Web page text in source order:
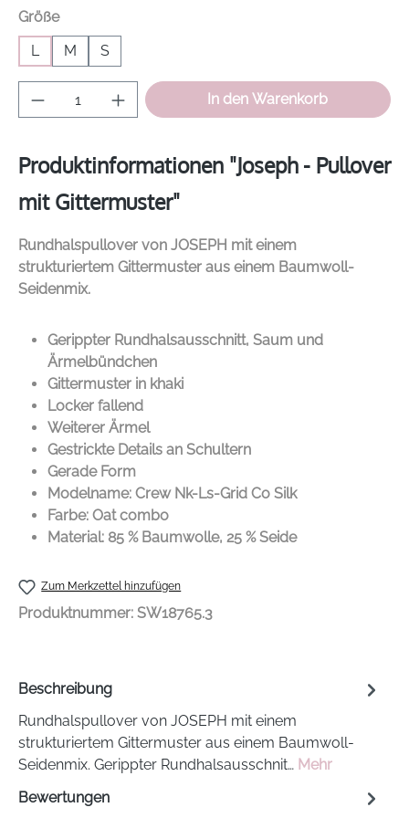
Größeauswählen
L
M S
Produkt Anzahl: Gib den gewünschten
In den Warenkorb
Produktinformationen "Joseph - Pullover
mit Gittermuster"
Rundhalspullover von JOSEPH mit einem
strukturiertem Gittermuster aus einem Baumwoll-
Seidenmix.
Gerippter Rundhalsausschnitt, Saum und
Ärmelbündchen
Gittermuster in khaki
Locker fallend
Weiterer Ärmel
Gestrickte Details an Schultern
Gerade Form
Modelname: Crew Nk-Ls-Grid Co Silk
Farbe: Oat combo
Material: 85 % Baumwolle, 25 % Seide
Zum Merkzettel hinzufügen
Produktnummer: SW18765.3
Beschreibung
Rundhalspullover von JOSEPH mit einem
strukturiertem Gittermuster aus einem Baumwoll-
Seidenmix. Gerippter Rundhalsausschnit… Mehr
Bewertungen